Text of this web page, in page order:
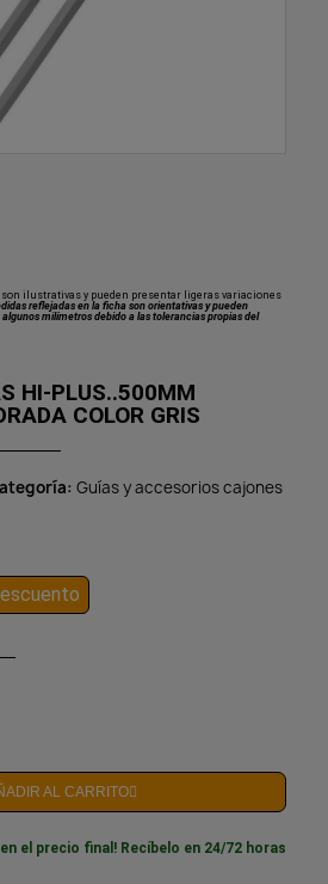
ilustrativas y pueden presentar ligeras variaciones
reflejadas en la ficha son orientativas y pueden
milímetros debido a las tolerancias propias del
HI-PLUS..500MM
COLOR GRIS
Guías y accesorios cajones
AL CARRITO
el precio final! Recíbelo en 24/72 horas